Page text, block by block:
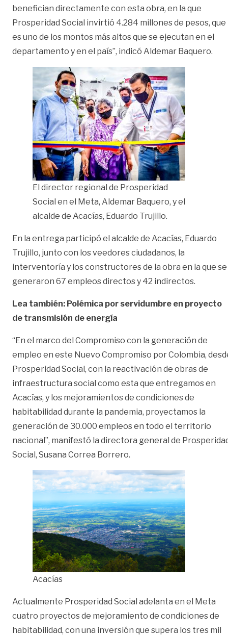
benefician directamente con esta obra, en la que
Prosperidad Social invirtió 4.284 millones de pesos, que
es uno de los montos más altos que se ejecutan en el
departamento y en el país”, indicó Aldemar Baquero.
El director regional de Prosperidad
Social en el Meta, Aldemar Baquero, y el
alcalde de Acacías, Eduardo Trujillo.
En la entrega participó el alcalde de Acacías, Eduardo
Trujillo, junto con los veedores ciudadanos, la
interventoría y los constructores de la obra en la que se
generaron 67 empleos directos y 42 indirectos.
Lea también: Polémica por servidumbre en proyecto
de transmisión de energía
“En el marco del Compromiso con la generación de
empleo en este Nuevo Compromiso por Colombia,
Prosperidad Social, con la reactivación de obras de
infraestructura social como esta que entregamos en
Acacías, y los mejoramientos de condiciones de
habitabilidad durante la pandemia, proyectamos la
generación de 30.000 empleos en todo el territorio
nacional”, manifestó la directora general de
Social, Susana Correa Borrero.
Acacías
Actualmente Prosperidad Social adelanta en el Meta
cuatro proyectos de mejoramiento de condiciones de
habitabilidad, con una inversión que supera los tres mil